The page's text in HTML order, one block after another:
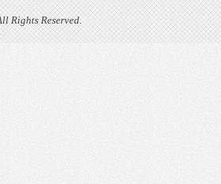
Rights Reserved.